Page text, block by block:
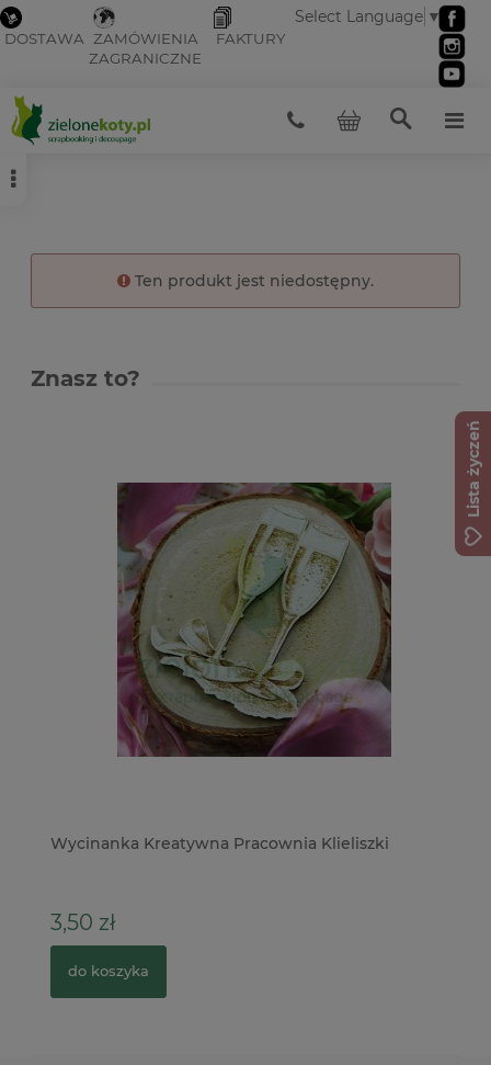
DOSTAWA ZAMÓWIENIA
ZAGRANICZNE
FAKTURY
Select Language ▼
Ten produkt jest niedostępny.
Znasz to?
Wycinanka Kreatywna Pracownia Klieliszki
3,50 zł
do koszyka
Lista życzeń